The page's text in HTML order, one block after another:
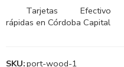
Tarjetas Efectivo
rápidas en Córdoba Capital
SKU:port-wood-1